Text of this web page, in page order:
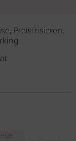
Preisfrisieren,